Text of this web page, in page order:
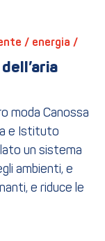
/ energia /
moda Canossa
e Istituto
un sistema
ambienti, e
e riduce le